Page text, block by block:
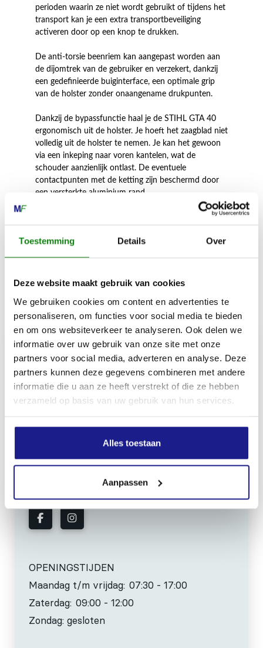
Toestemming Details Over
Deze website maakt gebruik van cookies
We gebruiken cookies om content en advertenties te
personaliseren, om functies voor social media te bieden
en om ons websiteverkeer te analyseren. Ook delen we
informatie over uw gebruik van onze site met onze
partners voor social media, adverteren en analyse. Deze
partners kunnen deze gegevens combineren met andere
informatie die u aan ze heeft verstrekt of die ze hebben
verzameld op basis van uw gebruik van hun services.
Alles toestaan
Aanpassen
perioden waarin ze niet wordt gebruikt of tijdens het
transport kan je een extra transportbeveiliging
activeren door op een knop te drukken.
De anti-torsie beenriem kan aangepast worden aan
de dijomtrek van de gebruiker en verzekert, dankzij
een gedefinieerde buiginterface, een optimale grip
van de holster zonder onaangename drukpunten.
Dankzij de bypassfunctie haal je de STIHL GTA 40
ergonomisch uit de holster. Je hoeft het zaagblad niet
volledig uit de holster te nemen. Je kan het gewoon
via een inkeping naar voren kantelen, wat de
schouder aanzienlijk ontlast. De eventuele
contactpunten met de ketting zijn beschermd door
een versterkte aluminium rand.
De holster is bovendien perfect compatibel met de
draaggordel STIHL ADVANCE X-Flex.
Inhoud door
MECHANISATIE FRANEKER
info@mechanisatiefraneker.nl
06-83139573
OPENINGSTIJDEN
Maandag t/m vrijdag: 07:30 - 17:00
Zaterdag: 09:00 - 12:00
Zondag: gesloten